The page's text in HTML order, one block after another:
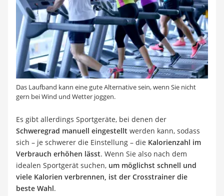
Das Laufband kann eine gute Alternative sein, wenn Sie nicht
gern bei Wind und Wetter joggen.
Es gibt allerdings Sportgeräte, bei denen der
Schweregrad manuell eingestellt werden kann, sodass
sich – je schwerer die Einstellung – die Kalorienzahl im
Verbrauch erhöhen lässt. Wenn Sie also nach dem
idealen Sportgerät suchen, um möglichst schnell und
viele Kalorien verbrennen, ist der Crosstrainer die
beste Wahl.